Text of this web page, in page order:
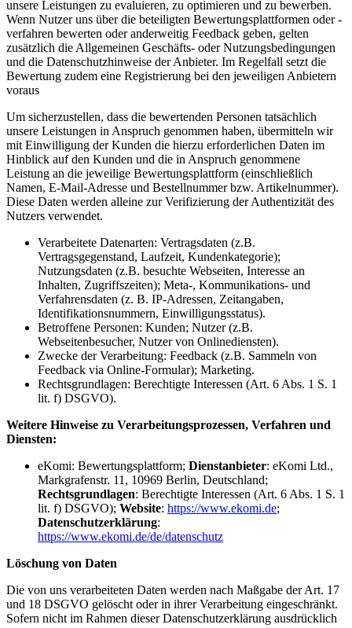
unsere Leistungen zu evaluieren, zu optimieren und zu bewerben.
Wenn Nutzer uns über die beteiligten Bewertungsplattformen oder -
verfahren bewerten oder anderweitig Feedback geben, gelten
zusätzlich die Allgemeinen Geschäfts- oder Nutzungsbedingungen
und die Datenschutzhinweise der Anbieter. Im Regelfall setzt die
Bewertung zudem eine Registrierung bei den jeweiligen Anbietern
voraus
Um sicherzustellen, dass die bewertenden Personen tatsächlich
unsere Leistungen in Anspruch genommen haben, übermitteln wir
mit Einwilligung der Kunden die hierzu erforderlichen Daten im
Hinblick auf den Kunden und die in Anspruch genommene
Leistung an die jeweilige Bewertungsplattform (einschließlich
Namen, E-Mail-Adresse und Bestellnummer bzw. Artikelnummer).
Diese Daten werden alleine zur Verifizierung der Authentizität des
Nutzers verwendet.
Verarbeitete Datenarten: Vertragsdaten (z.B.
Vertragsgegenstand, Laufzeit, Kundenkategorie);
Nutzungsdaten (z.B. besuchte Webseiten, Interesse an
Inhalten, Zugriffszeiten); Meta-, Kommunikations- und
Verfahrensdaten (z. B. IP-Adressen, Zeitangaben,
Identifikationsnummern, Einwilligungsstatus).
Betroffene Personen: Kunden; Nutzer (z.B.
Webseitenbesucher, Nutzer von Onlinediensten).
Zwecke der Verarbeitung: Feedback (z.B. Sammeln von
Feedback via Online-Formular); Marketing.
Rechtsgrundlagen: Berechtigte Interessen (Art. 6 Abs. 1 S. 1
lit. f) DSGVO).
Weitere Hinweise zu Verarbeitungsprozessen, Verfahren und
Diensten:
eKomi: Bewertungsplattform; Dienstanbieter: eKomi Ltd.,
Markgrafenstr. 11, 10969 Berlin, Deutschland;
Rechtsgrundlagen: Berechtigte Interessen (Art. 6 Abs. 1 S. 1
lit. f) DSGVO); Website: https://www.ekomi.de;
Datenschutzerklärung:
https://www.ekomi.de/de/datenschutz
Löschung von Daten
Die von uns verarbeiteten Daten werden nach Maßgabe der Art. 17
und 18 DSGVO gelöscht oder in ihrer Verarbeitung eingeschränkt.
Sofern nicht im Rahmen dieser Datenschutzerklärung ausdrücklich